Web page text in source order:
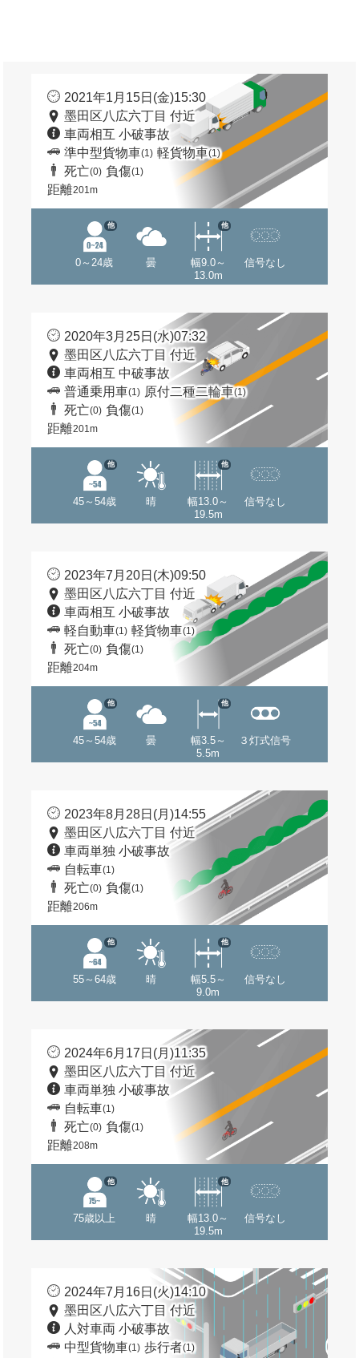
2021年1月15日(金)15:30
墨田区八広六丁目 付近
車両相互 小破事故
準中型貨物車(1) 軽貨物車(1)
死亡(0) 負傷(1)
距離201m
0～24歳
他
曇
幅9.0～
13.0m
他
信号なし
2020年3月25日(水)07:32
墨田区八広六丁目 付近
車両相互 中破事故
普通乗用車(1) 原付二種二輪車(1)
死亡(0) 負傷(1)
距離201m
45～54歳
他
晴
幅13.0～
19.5m
他
信号なし
2023年7月20日(木)09:50
墨田区八広六丁目 付近
車両相互 小破事故
軽自動車(1) 軽貨物車(1)
死亡(0) 負傷(1)
距離204m
45～54歳
他
曇
幅3.5～
5.5m
他
３灯式信号
2023年8月28日(月)14:55
墨田区八広六丁目 付近
車両単独 小破事故
自転車(1)
死亡(0) 負傷(1)
距離206m
55～64歳
他
晴
幅5.5～
9.0m
他
信号なし
2024年6月17日(月)11:35
墨田区八広六丁目 付近
車両単独 小破事故
自転車(1)
死亡(0) 負傷(1)
距離208m
75歳以上
他
晴
幅13.0～
19.5m
他
信号なし
2024年7月16日(火)14:10
墨田区八広六丁目 付近
人対車両 小破事故
中型貨物車(1) 歩行者(1)